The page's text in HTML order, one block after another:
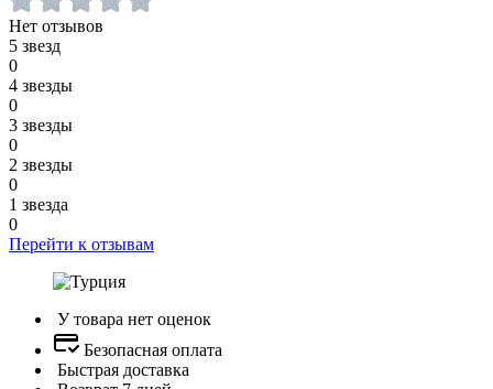
Нет отзывов
5 звезд
0
4 звезды
0
3 звезды
0
2 звезды
0
1 звезда
0
Перейти к отзывам
У товара нет оценок
Безопасная оплата
Быстрая доставка